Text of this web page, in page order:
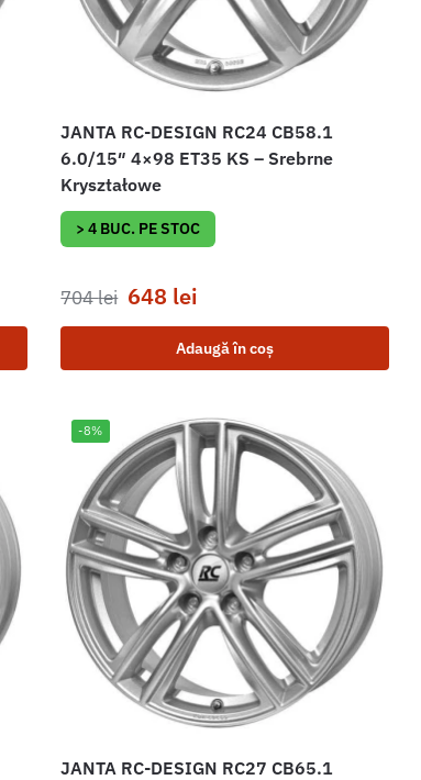
JANTA RC-DESIGN RC24 CB58.1
6.0/15″ 4×98 ET35 KS – Srebrne
Kryształowe
> 4 BUC. PE STOC
704lei 648 lei
Adaugă în coș
-8%
JANTA RC-DESIGN RC27 CB65.1